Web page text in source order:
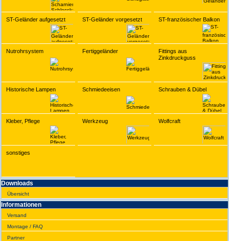
ST-Geländer aufgesetzt ST-Geländer vorgesetzt ST-französischer Balkon
Nutrohrsystem Fertiggeländer
Fittings aus
Zinkdruckguss
Historische Lampen Schmiedeeisen Schrauben & Dübel
Kleber, Pflege Werkzeug Wolfcraft
sonstiges
Downloads
Übersicht
Infor­ma­tionen
Versand
Montage / FAQ
Partner